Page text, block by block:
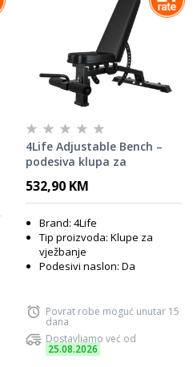
4Life Adjustable Bench –
podesiva klupa za
532,90 KM
Brand: 4Life
Tip proizvoda: Klupe za
vježbanje
Podesivi naslon: Da
Povrat robe moguć unutar 15
dana
Dostavljamo već od
25.08.2026